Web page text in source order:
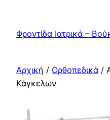
περιεχόμενο
Φροντίδα Ιατρικά –
Αρχική / Ορθοπεδικά /
Κάγκελων